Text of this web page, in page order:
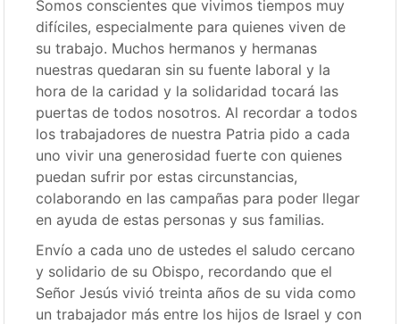
Somos conscientes que vivimos tiempos muy
difíciles, especialmente para quienes viven de
su trabajo. Muchos hermanos y hermanas
nuestras quedaran sin su fuente laboral y la
hora de la caridad y la solidaridad tocará las
puertas de todos nosotros. Al recordar a todos
los trabajadores de nuestra Patria pido a cada
uno vivir una generosidad fuerte con quienes
puedan sufrir por estas circunstancias,
colaborando en las campañas para poder llegar
en ayuda de estas personas y sus familias.
Envío a cada uno de ustedes el saludo cercano
y solidario de su Obispo, recordando que el
Señor Jesús vivió treinta años de su vida como
un trabajador más entre los hijos de Israel y con